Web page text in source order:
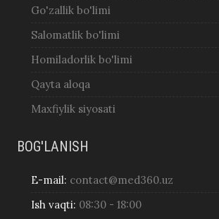
Go'zallik bo'limi
Salomatlik bo'limi
Homiladorlik bo'limi
Qayta aloqa
Maxfiylik siyosati
BOG'LANISH
E-mail: contact@med360.uz
Ish vaqti: 08:30 - 18:00